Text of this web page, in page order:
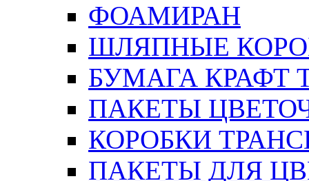
ФОАМИРАН
ШЛЯПНЫЕ
БУМАГА КРАФТ
ПАКЕТЫ
КОРОБКИ
ПАКЕТЫ ДЛЯ